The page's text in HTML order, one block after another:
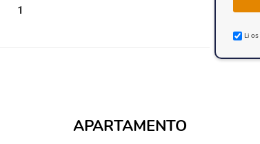
1
Li os
APARTAMENTO